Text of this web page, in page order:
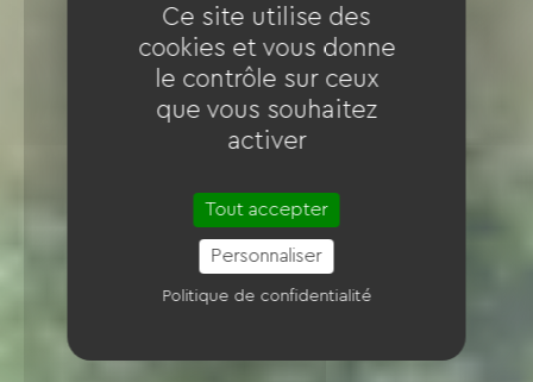
Ce site utilise des
cookies et vous donne
le contrôle sur ceux
que vous souhaitez
activer
Tout accepter
Personnaliser
Politique de confidentialité